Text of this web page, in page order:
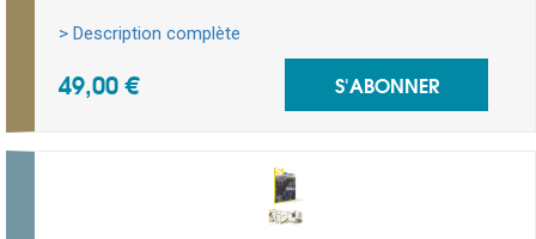
> Description complète
49,00 € S'ABONNER